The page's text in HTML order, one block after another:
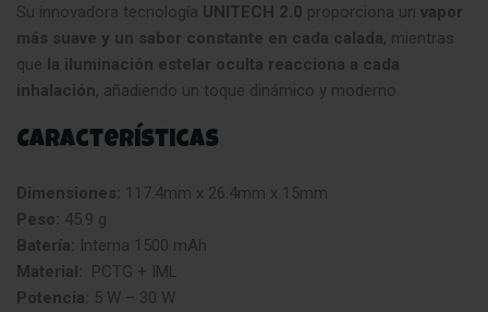
Su innovadora tecnología UNITECH 2.0 proporciona un vapor
más suave y un sabor constante en cada calada, mientras
que la iluminación estelar oculta reacciona a cada
inhalación, añadiendo un toque dinámico y moderno.
Características
Dimensiones:
117.4mm x 26.4mm x 15mm
Peso: 45.9 g
Batería:
Interna 1500 mAh
Material:
PCTG + IML
Potencia:
5 W – 30 W